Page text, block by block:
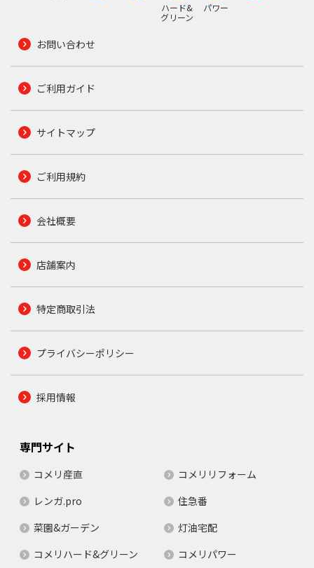
ハード&
グリーン
パワー
お問い合わせ
ご利用ガイド
サイトマップ
ご利用規約
会社概要
店舗案内
特定商取引法
プライバシーポリシー
採用情報
専門サイト
コメリ産直
コメリリフォーム
レンガ.pro
住急番
菜園&ガーデン
灯油宅配
コメリハード&グリーン
コメリパワー